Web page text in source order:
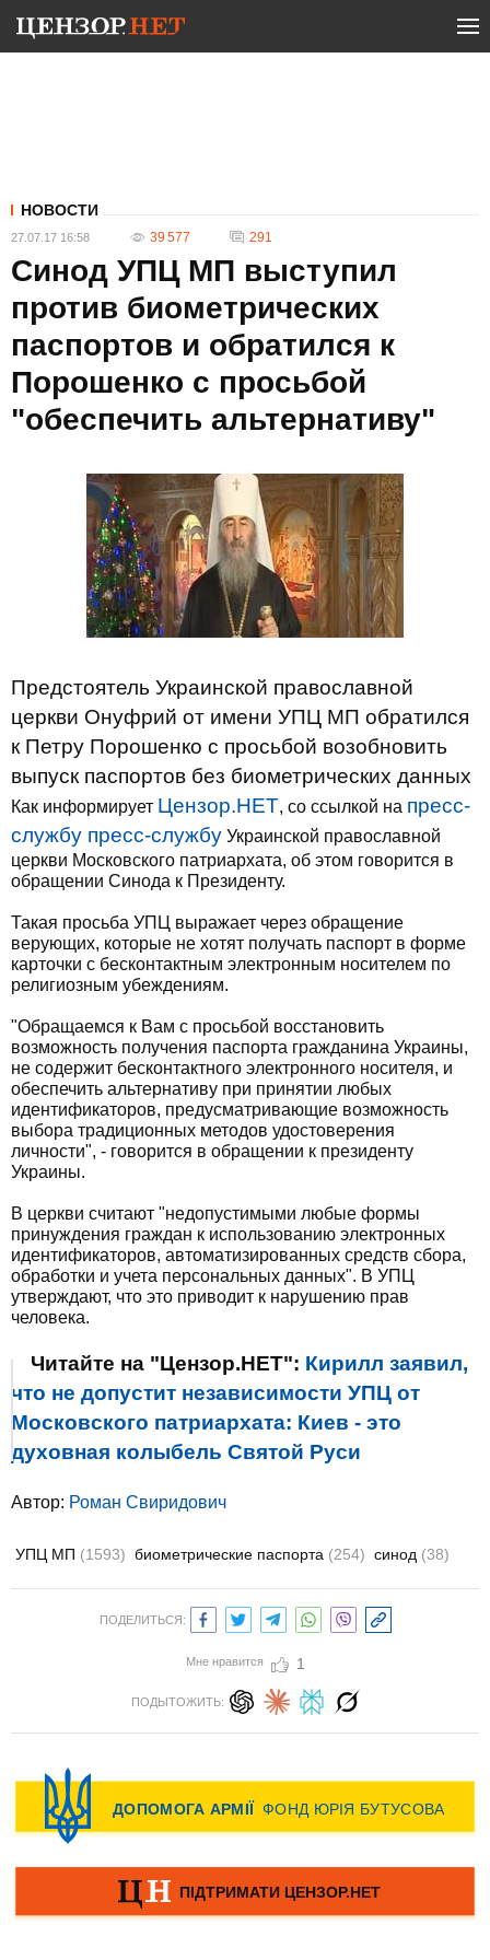
НОВОСТИ
27.07.17 16:58 39 577 291
Синод УПЦ МП выступил
против биометрических
паспортов и обратился к
Порошенко с просьбой
"обеспечить альтернативу"
Предстоятель Украинской православной
церкви Онуфрий от имени УПЦ МП обратился
к Петру Порошенко с просьбой возобновить
выпуск паспортов без биометрических данных
Как информирует Цензор.НЕТ, со ссылкой на пресс-
службу пресс-службу Украинской православной
церкви Московского патриархата, об этом говорится в
обращении Синода к Президенту.
Такая просьба УПЦ выражает через обращение
верующих, которые не хотят получать паспорт в форме
карточки с бесконтактным электронным носителем по
религиозным убеждениям.
"Обращаемся к Вам с просьбой восстановить
возможность получения паспорта гражданина Украины,
не содержит бесконтактного электронного носителя, и
обеспечить альтернативу при принятии любых
идентификаторов, предусматривающие возможность
выбора традиционных методов удостоверения
личности", - говорится в обращении к президенту
Украины.
В церкви считают "недопустимыми любые формы
принуждения граждан к использованию электронных
идентификаторов, автоматизированных средств сбора,
обработки и учета персональных данных". В УПЦ
утверждают, что это приводит к нарушению прав
человека.
Читайте на "Цензор.НЕТ": Кирилл заявил,
что не допустит независимости УПЦ от
Московского патриархата: Киев - это
духовная колыбель Святой Руси
Автор: Роман Свиридович
УПЦ МП (1593) биометрические паспорта (254) синод (38)
ПОДЕЛИТЬСЯ:
Мне нравится 1
ПОДЫТОЖИТЬ: